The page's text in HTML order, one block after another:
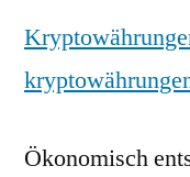
Ökonomisch